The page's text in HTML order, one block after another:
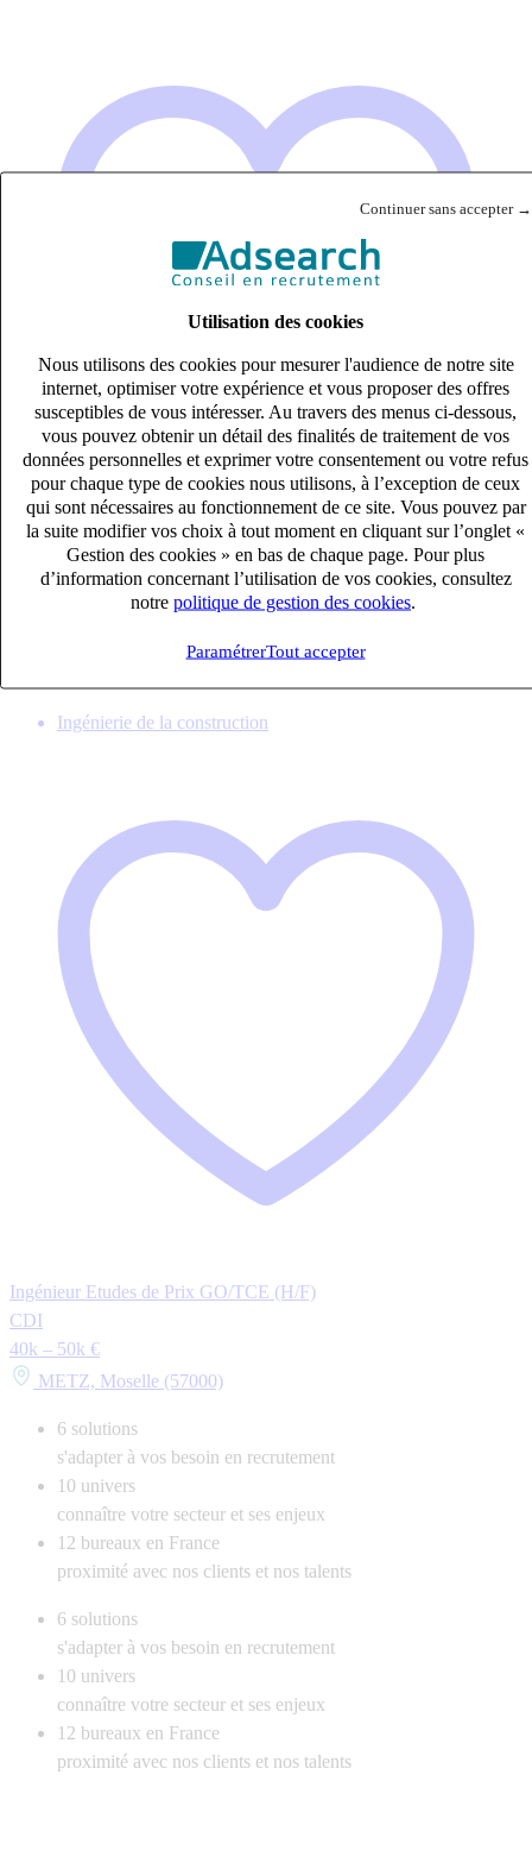
Continuer sans accepter →
Utilisation des cookies
Nous utilisons des cookies pour mesurer l'audience de notre site
internet, optimiser votre expérience et vous proposer des offres
susceptibles de vous intéresser. Au travers des menus ci-dessous,
vous pouvez obtenir un détail des finalités de traitement de vos
données personnelles et exprimer votre consentement ou votre refus
pour chaque type de cookies nous utilisons, à l’exception de ceux
qui sont nécessaires au fonctionnement de ce site. Vous pouvez par
la suite modifier vos choix à tout moment en cliquant sur l’onglet «
Gestion des cookies » en bas de chaque page. Pour plus
d’information concernant l’utilisation de vos cookies, consultez
notre politique de gestion des cookies
ParamétrerTout accepter
Conducteur de travaux Electricité (H/F)
CDI
NICE, Alpes-Maritimes (06200)
Ingénierie de la construction
Ingénieur Etudes de Prix GO/TCE (H/F)
CDI
40k – 50k €
METZ, Moselle (57000)
6 solutions
s'adapter à vos besoin en recrutement
10 univers
connaître votre secteur et ses enjeux
12 bureaux en France
proximité avec nos clients et nos talents
6 solutions
s'adapter à vos besoin en recrutement
10 univers
connaître votre secteur et ses enjeux
12 bureaux en France
proximité avec nos clients et nos talents